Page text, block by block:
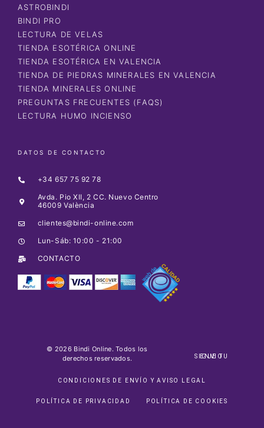
ASTROBINDI
BINDI PRO
LECTURA DE VELAS
TIENDA ESOTÉRICA ONLINE
TIENDA ESOTÉRICA EN VALENCIA
TIENDA DE PIEDRAS MINERALES EN VALENCIA
TIENDA MINERALES ONLINE
PREGUNTAS FRECUENTES (FAQS)
LECTURA HUMO INCIENSO
DATOS DE CONTACTO
+34 657 75 92 78
Avda. Pio XII, 2 CC. Nuevo Centro
46009 València
clientes@bindi-online.com
Lun-Sáb: 10:00 - 21:00
CONTACTO
© 2026 Bindi Online. Todos los
derechos reservados.
SIGUE TU ENVIO
CONDICIONES DE ENVÍO Y AVISO LEGAL
POLÍTICA DE PRIVACIDAD POLÍTICA DE COOKIES